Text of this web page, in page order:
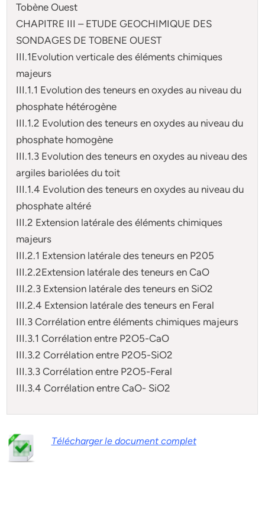
Tobène Ouest
CHAPITRE III – ETUDE GEOCHIMIQUE DES
SONDAGES DE TOBENE OUEST
III.1Evolution verticale des éléments chimiques
majeurs
III.1.1 Evolution des teneurs en oxydes au niveau du
phosphate hétérogène
III.1.2 Evolution des teneurs en oxydes au niveau du
phosphate homogène
III.1.3 Evolution des teneurs en oxydes au niveau des
argiles bariolées du toit
III.1.4 Evolution des teneurs en oxydes au niveau du
phosphate altéré
III.2 Extension latérale des éléments chimiques
majeurs
III.2.1 Extension latérale des teneurs en P205
III.2.2Extension latérale des teneurs en CaO
III.2.3 Extension latérale des teneurs en SiO2
III.2.4 Extension latérale des teneurs en Feral
III.3 Corrélation entre éléments chimiques majeurs
III.3.1 Corrélation entre P2O5-CaO
III.3.2 Corrélation entre P2O5-SiO2
III.3.3 Corrélation entre P2O5-Feral
III.3.4 Corrélation entre CaO- SiO2
Télécharger le document complet